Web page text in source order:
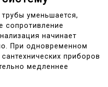
уменьшается,
сопротивление
начинает
При одновременном
приборов
медленнее